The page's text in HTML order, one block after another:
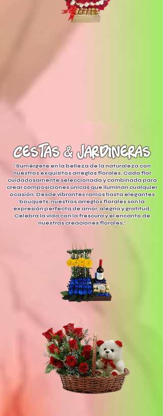
cestas&jardineras
"Sumérgete en la belleza de la naturaleza con
nuestros exquisitos arreglos florales. Cada flor
cuidadosamente seleccionada y combinada para
crear composiciones únicas que iluminan cualquier
ocasión. Desde vibrantes ramos hasta elegantes
bouquets, nuestros arreglos florales son la
expresión perfecta de amor, alegría y gratitud.
Celebra la vida con la frescura y el encanto de
nuestras creaciones florales."